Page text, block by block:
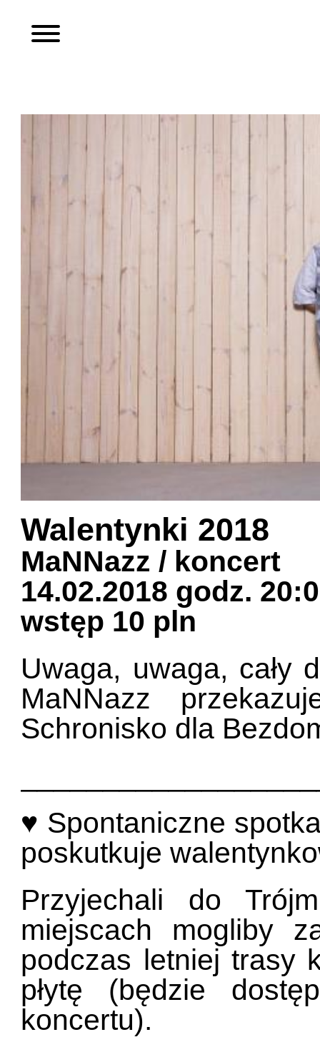
Walentynki 2018
MaNNazz / koncert
14.02.2018 godz.
wstęp 10 pln
Uwaga, uwaga, cały
MaNNazz
Schronisko dla
♥ Spontaniczne
poskutkuje
Przyjechali do
miejscach mogliby
podczas letniej trasy
płytę (będzie
koncertu).